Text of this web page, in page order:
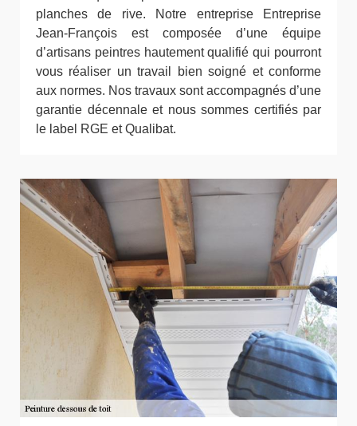
planches de rive. Notre entreprise Entreprise
Jean-François est composée d’une équipe
d’artisans peintres hautement qualifié qui pourront
vous réaliser un travail bien soigné et conforme
aux normes. Nos travaux sont accompagnés d’une
garantie décennale et nous sommes certifiés par
le label RGE et Qualibat.